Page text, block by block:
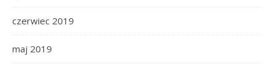
czerwiec 2019
maj 2019